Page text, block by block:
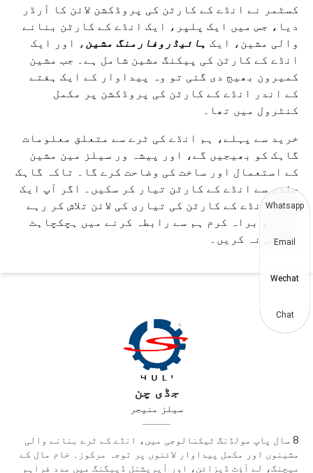
کسٹمر نے انڈے کے کارٹن کی پروڈکشن لائن کا آرڈر
دیا، جس میں ایک پلپر، ایک انڈے کے کارٹن بنانے
والی مشین، ایک ہائیڈروفارمنگ مشین، اور ایک
انڈے کے کارٹن کی پیکنگ مشین شامل ہے۔ جب مشین
کمیرون بھیج دی گئی تو وہ پیداوار کے ایک ہفتے
کے اندر انڈے کے کارٹن کی پروڈکشن پر مکمل
کنٹرول میں تھا۔
خرید سے پہلے، ہم انڈے کی ٹرے سے متعلق معلومات
گاہک کو بھیجیں گے، اور پیشہ ور سیلز مین مشین
کے استعمال اور ساخت کی وضاحت کرے گا۔ تاکہ گاہک
جلدی سے انڈے کے کارٹن تیار کر سکیں۔ اگر آپ ایک
مؤثر انڈے کے کارٹن کی تیاری کی لائن تلاش کر رہے
ہیں تو براہ کرم ہم سے رابطہ کرنے میں ہچکچاہٹ
محسوس نہ کریں۔
جڈی چن
سیلز منیجر
8 سال پاپ مولڈنگ ٹیکنالوجی میں، انڈے کے ٹرے بنانے والی
مشینوں اور مکمل پیداوار لائنوں پر توجہ مرکوز۔ خام مال کے
میچنگ، لے آؤٹ ڈیزائن، اور آپریشنل ڈیبگنگ میں مدد فراہم
Whatsapp
Email
Wechat
Chat